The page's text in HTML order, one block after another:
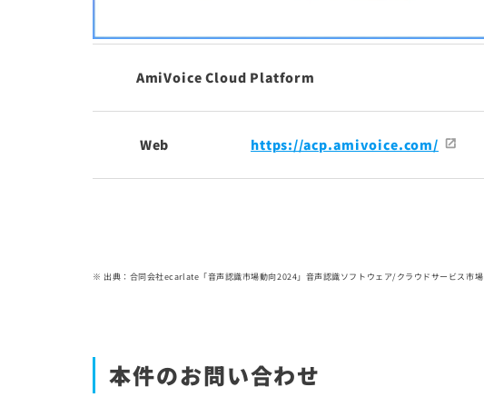
AmiVoice Cloud Platform
Web https://acp.amivoice.com/
※ 出典：合同会社ecarlate「音声認識市場動向2024」音声認識ソフトウェア/クラウドサービス市場
本件のお問い合わせ